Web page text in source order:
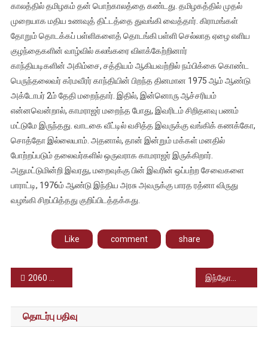
காலத்தில் தமிழகம் தன் பொற்காலத்தை கண்டது. தமிழகத்தில் முதல்
முறையாக மதிய உணவுத் திட்டத்தை துவங்கி வைத்தார். கிராமங்கள்
தோறும் தொடக்கப் பள்ளிகளைத் தொடங்கி பள்ளி செல்லாத ஏழை எளிய
குழந்தைகளின் வாழ்வில் கலங்கரை விளக்கேற்றினார்
காந்தியடிகளின் அகிம்சை, சத்தியம் ஆகியவற்றில் நம்பிக்கை கொண்ட
பெருந்தலைவர் கர்மவீரர் காந்தியின் பிறந்த தினமான 1975 ஆம் ஆண்டு
அக்டோபர் 2ம் தேதி மறைந்தார். இதில், இன்னொரு ஆச்சரியம்
என்னவென்றால், காமராஜர் மறைந்த போது, இவரிடம் சிறிதளவு பணம்
மட்டுமே இருந்தது. வாடகை வீட்டில் வசித்த இவருக்கு வங்கிக் கணக்கோ,
சொத்தோ இல்லையாம். அதனால், தான் இன்றும் மக்கள் மனதில்
போற்றப்படும் தலைவர்களில் ஒருவராக காமராஜர் இருக்கிறார்.
அதுமட்டுமின்றி இவரது, மறைவுக்கு பின் இவரின் ஒப்பற்ற சேவைகளை
பாராட்டி, 1976ம் ஆண்டு இந்திய அரசு அவருக்கு பாரத ரத்னா விருது
வழங்கி சிறப்பித்தது குறிப்பிடத்தக்கது.
Like comment share
Post
navigation
2060 ஆண்டுக்குள் ஓசோன் படலத்தின் ஓட்டை சரியாகிவிடும் – ஆய்வாளர்கள் கணிப்பு
தொடர்பு பதிவு